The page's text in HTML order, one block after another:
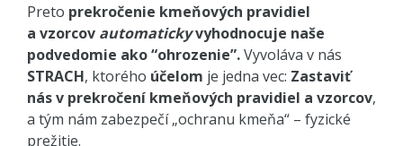
Preto prekročenie kmeňových pravidiel
a vzorcov automatickyvyhodnocuje naše
podvedomie ako “ohrozenie”.Vyvoláva v nás
STRACH, ktorého účelom je jedna vec: Zastaviť
nás v prekročení kmeňových pravidiel a vzorcov,
a tým nám zabezpečí „ochranu kmeňa“ – fyzické
prežitie.